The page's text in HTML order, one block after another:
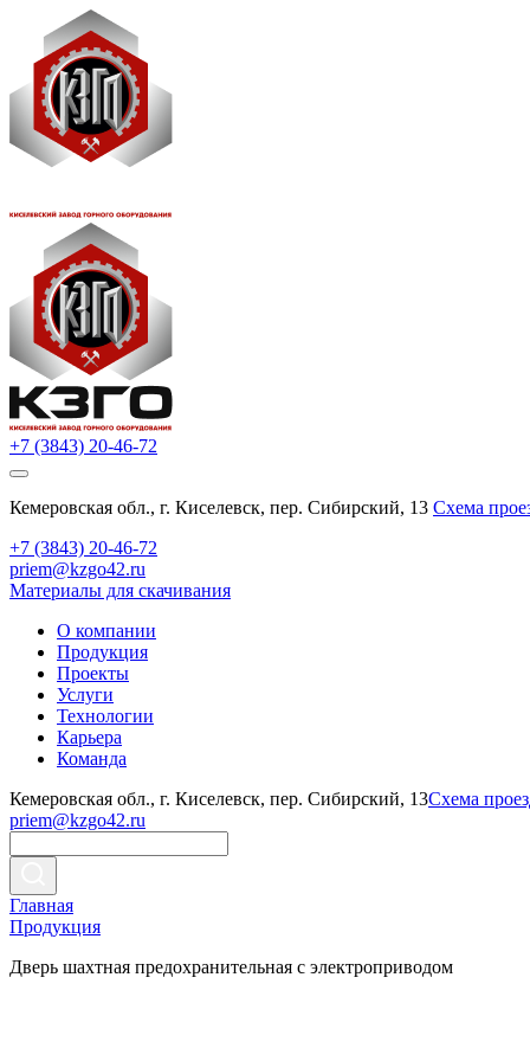
+7 (3843) 20-46-72
Кемеровская обл., г. Киселевск, пер. Сибирский, 13 Схема
+7 (3843) 20-46-72
priem@kzgo42.ru
Материалы для скачивания
О компании
Продукция
Проекты
Услуги
Технологии
Карьера
Команда
Кемеровская обл., г. Киселевск, пер. Сибирский, 13Схема
priem@kzgo42.ru
Главная
Продукция
Дверь шахтная предохранительная с электроприводом